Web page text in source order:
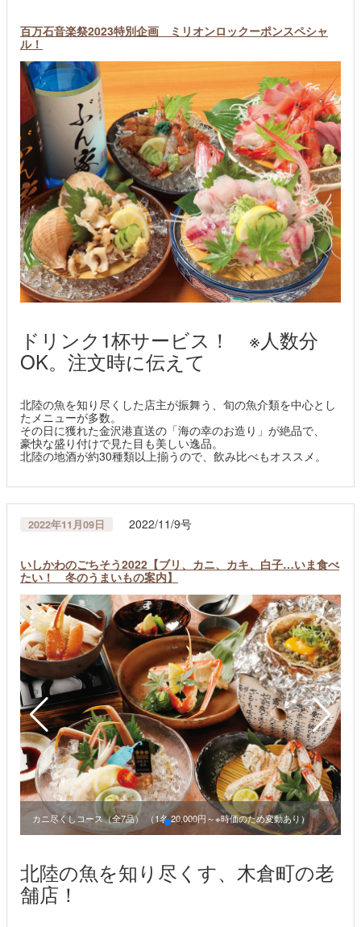
百万石音楽祭2023特別企画 ミリオンロックーポンスペシャ
ル！
ドリンク1杯サービス！ ※人数分
OK。注文時に伝えて
北陸の魚を知り尽くした店主が振舞う、旬の魚介類を中心とし
たメニューが多数。
その日に獲れた金沢港直送の「海の幸のお造り」が絶品で、
豪快な盛り付けで見た目も美しい逸品。
北陸の地酒が約30種類以上揃うので、飲み比べもオススメ。
2022年11月09日 2022/11/9号
いしかわのごちそう2022【ブリ、カニ、カキ、白子…いま食べ
たい！ 冬のうまいもの案内】
カニ尽くしコース（全7品） （1名 20,000円～※時価のため変動あり）
北陸の魚を知り尽くす、木倉町の老
舗店！